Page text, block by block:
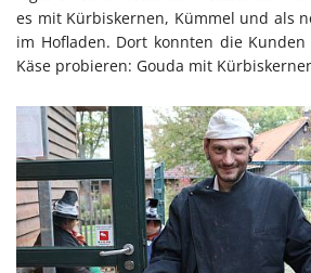
es mit Kürbiskernen, Kümmel und als
im Hofladen. Dort konnten die
Käse probieren: Gouda mit